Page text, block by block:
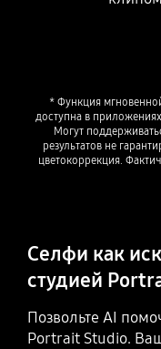
* Функция
доступна в
Могут
результатов не
цветокоррекция.
Селфи как
студией
Позвольте AI
Portrait Studio.